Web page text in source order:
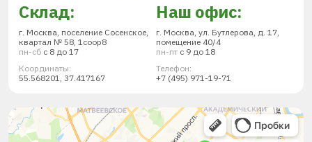
Склад:
г. Москва, поселение Сосенское,
квартал № 58, 1соор8
пн-сб с 8 до 17
Координаты:
55.568201, 37.417167
Наш офис:
г. Москва, ул. Бутлерова, д. 17,
помещение 40/4
пн-пт с 9 до 18
Телефон:
+7 (495) 971-19-71